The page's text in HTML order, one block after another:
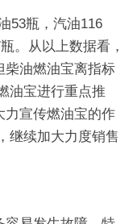
53瓶，汽油116
。从以上数据看，
柴油燃油宝离指标
油宝进行重点推
力宣传燃油宝的作
继续加大力度销售